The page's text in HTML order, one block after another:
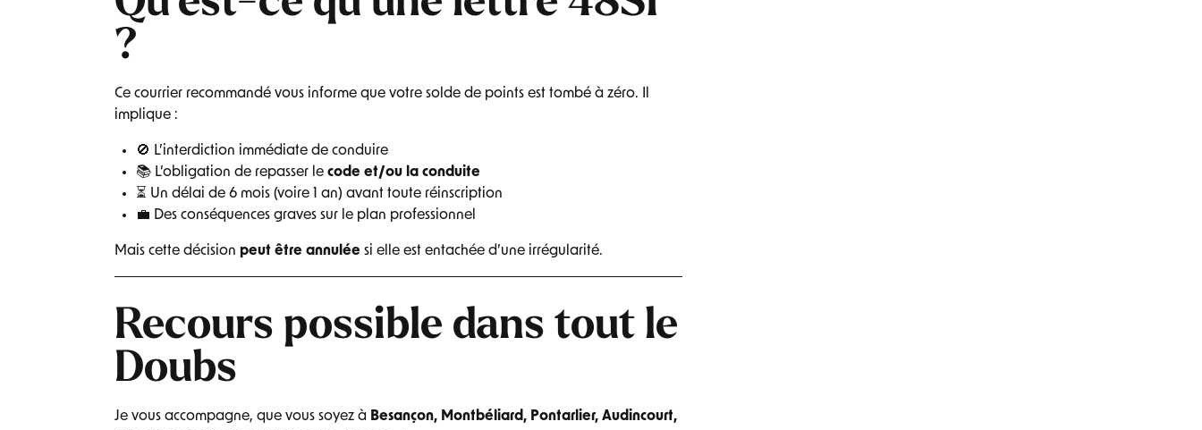
?
Ce courrier recommandé vous informe que votre solde de points est tombé à zéro. Il
implique :
🚫 L’interdiction immédiate de conduire
📚 L’obligation de repasser le code et/ou la conduite
⏳ Un délai de 6 mois (voire 1 an) avant toute réinscription
💼 Des conséquences graves sur le plan professionnel
Mais cette décision peut être annulée si elle est entachée d’une irrégularité.
Recours possible dans tout le
Doubs
Je vous accompagne, que vous soyez à Besançon, Montbéliard, Pontarlier, Audincourt,